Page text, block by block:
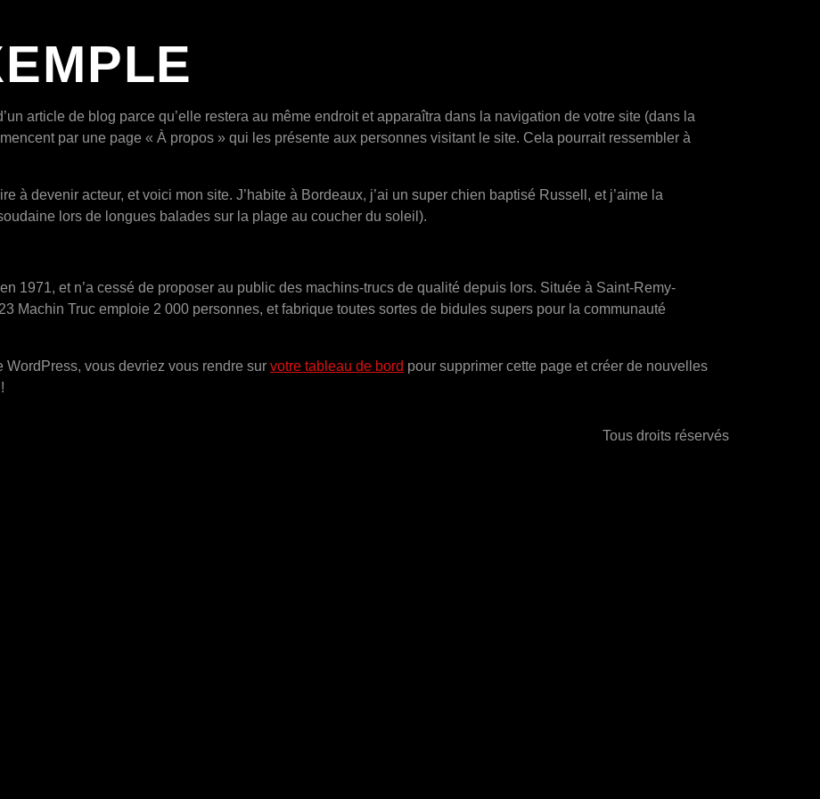
article de blog parce qu’elle restera au même endroit et apparaîtra dans la navigation de votre site (dans la
par une page « À propos » qui les présente aux personnes visitant le site. Cela pourrait ressembler à
à devenir acteur, et voici mon site. J’habite à Bordeaux, j’ai un super chien baptisé Russell, et j’aime la
lors de longues balades sur la plage au coucher du soleil).
1971, et n’a cessé de proposer au public des machins-trucs de qualité depuis lors. Située à Saint-Remy-
Machin Truc emploie 2 000 personnes, et fabrique toutes sortes de bidules supers pour la communauté
vous devriez vous rendre sur votre tableau de bord pour supprimer cette page et créer de nouvelles
Tous droits réservés